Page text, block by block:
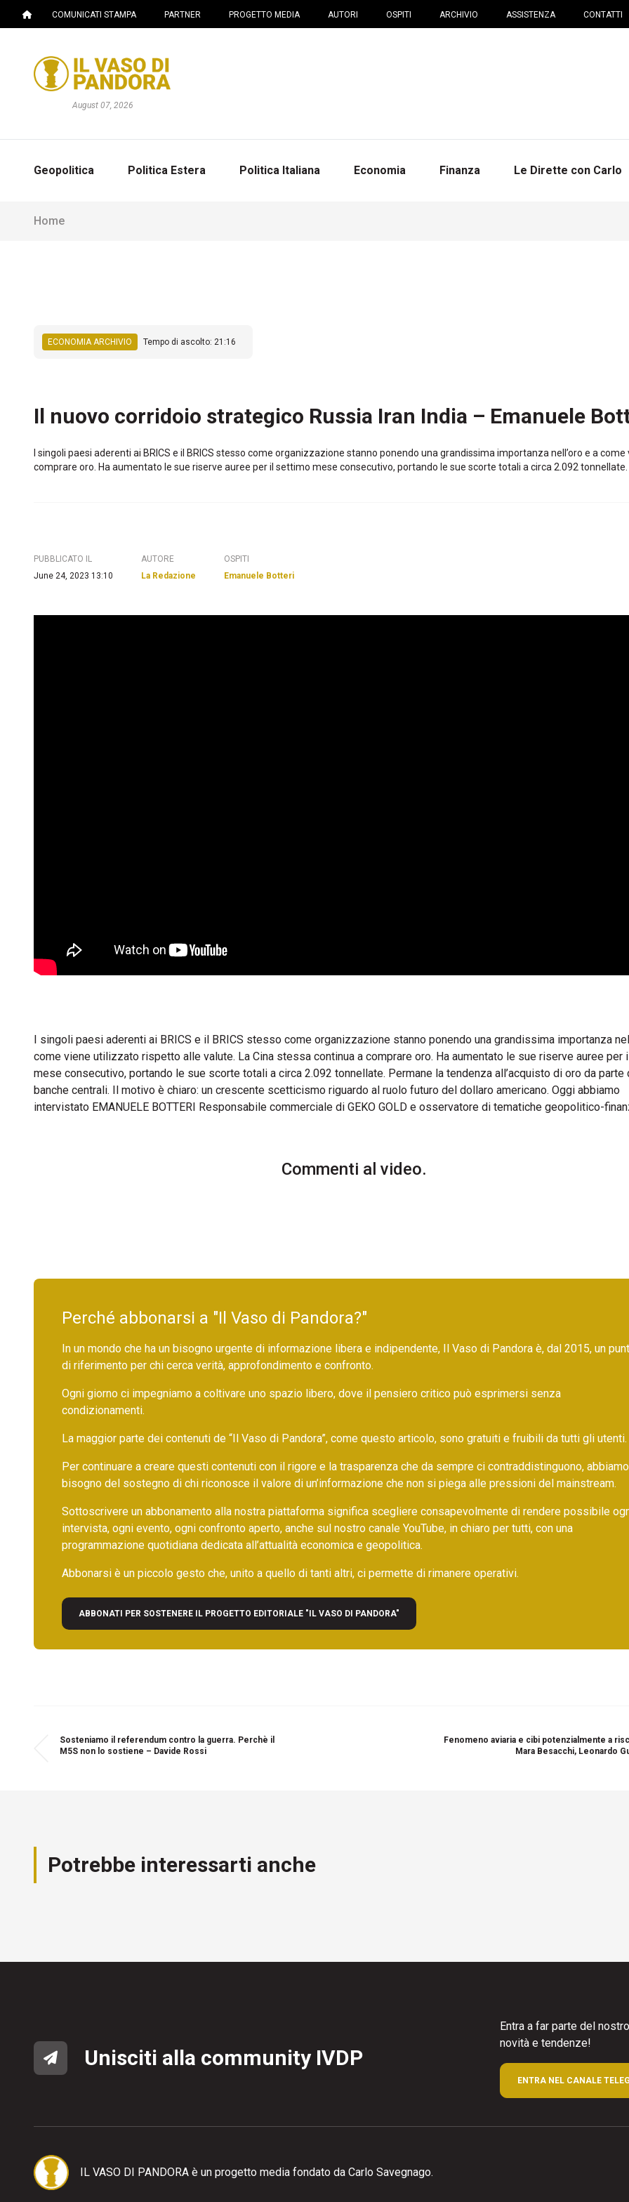
COMUNICATI STAMPA PARTNER PROGETTO MEDIA AUTORI OSPITI ARCHIVIO ASSISTENZA CONTATTI
August 07, 2026
Geopolitica Politica Estera Politica Italiana Economia Finanza Le Dirette con Carlo
Home
ECONOMIA ARCHIVIO Tempo di ascolto: 21:16
Il nuovo corridoio strategico Russia Iran India – Emanuele
I singoli paesi aderenti ai BRICS e il BRICS stesso come organizzazione stanno ponendo una grandissima importanza nell’oro e a
comprare oro. Ha aumentato le sue riserve auree per il settimo mese consecutivo, portando le sue scorte totali a circa 2.092
PUBBLICATO IL
June 24, 2023 13:10
AUTORE
La Redazione
OSPITI
Emanuele Botteri
I singoli paesi aderenti ai BRICS e il BRICS stesso come organizzazione stanno ponendo una grandissima importanza
come viene utilizzato rispetto alle valute. La Cina stessa continua a comprare oro. Ha aumentato le sue riserve auree per
mese consecutivo, portando le sue scorte totali a circa 2.092 tonnellate. Permane la tendenza all’acquisto di oro da parte
banche centrali. Il motivo è chiaro: un crescente scetticismo riguardo al ruolo futuro del dollaro americano. Oggi abbiamo
intervistato EMANUELE BOTTERI Responsabile commerciale di GEKO GOLD e osservatore di tematiche geopolitico-
Commenti al video.
Perché abbonarsi a "Il Vaso di Pandora?"
In un mondo che ha un bisogno urgente di informazione libera e indipendente, Il Vaso di Pandora è, dal 2015, un
di riferimento per chi cerca verità, approfondimento e confronto.
Ogni giorno ci impegniamo a coltivare uno spazio libero, dove il pensiero critico può esprimersi senza
condizionamenti.
La maggior parte dei contenuti de “Il Vaso di Pandora”, come questo articolo, sono gratuiti e fruibili da tutti gli utenti.
Per continuare a creare questi contenuti con il rigore e la trasparenza che da sempre ci contraddistinguono, abbiamo
bisogno del sostegno di chi riconosce il valore di un’informazione che non si piega alle pressioni del mainstream.
Sottoscrivere un abbonamento alla nostra piattaforma significa scegliere consapevolmente di rendere possibile
intervista, ogni evento, ogni confronto aperto, anche sul nostro canale YouTube, in chiaro per tutti, con una
programmazione quotidiana dedicata all’attualità economica e geopolitica.
Abbonarsi è un piccolo gesto che, unito a quello di tanti altri, ci permette di rimanere operativi.
ABBONATI PER SOSTENERE IL PROGETTO EDITORIALE "IL VASO DI PANDORA"
Sosteniamo il referendum contro la guerra. Perchè il
M5S non lo sostiene – Davide Rossi
Fenomeno aviaria e cibi potenzialmente a
Mara Besacchi, Leonardo
Potrebbe interessarti anche
Unisciti alla community IVDP
Entra a far parte del
novità e tendenze!
ENTRA NEL CANALE
IL VASO DI PANDORA è un progetto media fondato da Carlo Savegnago.